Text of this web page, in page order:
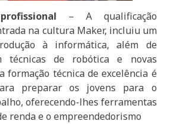
– A qualificação
na cultura Maker, incluiu um
à informática, além de
técnicas de robótica e novas
formação técnica de excelência é
preparar os jovens para o
oferecendo-lhes ferramentas
renda e o empreendedorismo